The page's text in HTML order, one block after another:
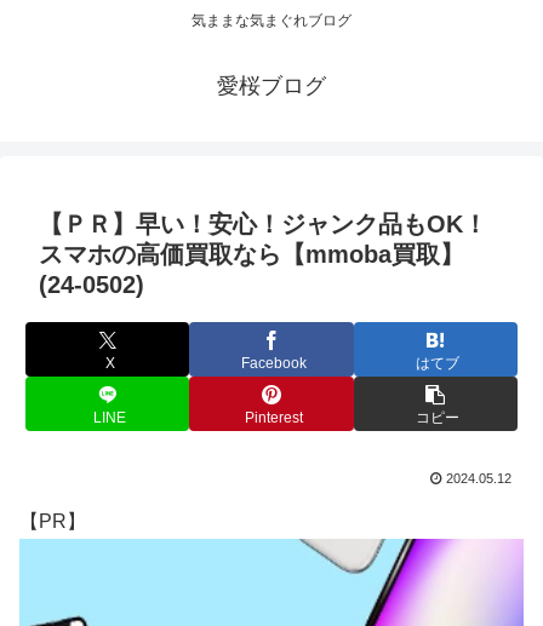
気ままな気まぐれブログ
愛桜ブログ
【ＰＲ】早い！安心！ジャンク品もOK！
スマホの高価買取なら【mmoba買取】
(24-0502)
X Facebook はてブ
LINE Pinterest コピー
2024.05.12
【PR】